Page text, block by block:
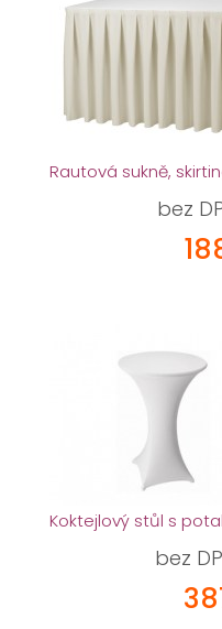
Rautová sukně,
bez
Koktejlový stůl s
bez